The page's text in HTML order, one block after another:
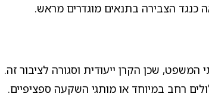
כנגד הצבירה בתנאים מוגדרים מראש.
שכן הקרן ייעודית וסגורה לציבור זה.
רחב במיוחד או מותגי השקעה ספציפיים.